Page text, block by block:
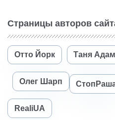
Страницы авторов
Отто Йорк Таня
Олег Шарп
RealiUA